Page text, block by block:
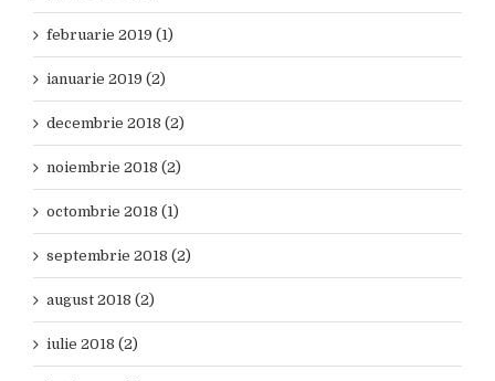
februarie 2019 (1)
ianuarie 2019 (2)
decembrie 2018 (2)
noiembrie 2018 (2)
octombrie 2018 (1)
septembrie 2018 (2)
august 2018 (2)
iulie 2018 (2)